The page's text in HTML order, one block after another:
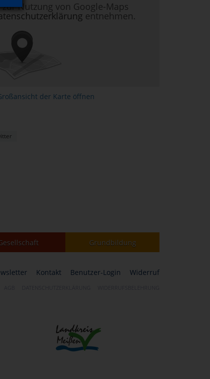
Nutzung von Google-Maps
entnehmen.
der Karte öffnen
Grundbildung
Kontakt Benutzer-Login Widerruf